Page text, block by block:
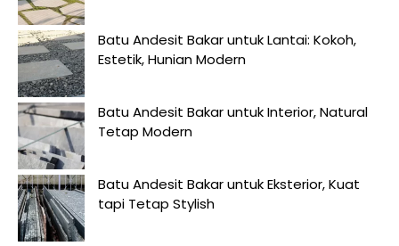
Batu Andesit Bakar untuk Lantai: Kokoh,
Estetik, Hunian Modern
Batu Andesit Bakar untuk Interior, Natural
Tetap Modern
Batu Andesit Bakar untuk Eksterior, Kuat
tapi Tetap Stylish